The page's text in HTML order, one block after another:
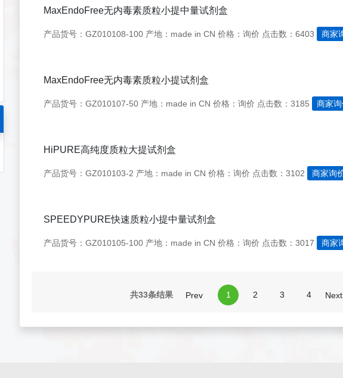
MaxEndoFree无内毒素质粒小提中量试剂盒
产品货号：GZ010108-100 产地：made in CN 价格：询价 点击数：6403 商家
MaxEndoFree无内毒素质粒小提试剂盒
产品货号：GZ010107-50 产地：made in CN 价格：询价 点击数：3185 商家
HiPURE高纯度质粒大提试剂盒
产品货号：GZ010103-2 产地：made in CN 价格：询价 点击数：3102 商家询
SPEEDYPURE快速质粒小提中量试剂盒
产品货号：GZ010105-100 产地：made in CN 价格：询价 点击数：3017 商家
共33条结果 Prev 1 2 3 4 Next